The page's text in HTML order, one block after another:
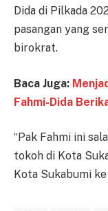
Dida di Pilkada
pasangan yang
birokrat.
Baca Juga:
Fahmi-Dida
“Pak Fahmi ini
tokoh di Kota
Kota Sukabumi